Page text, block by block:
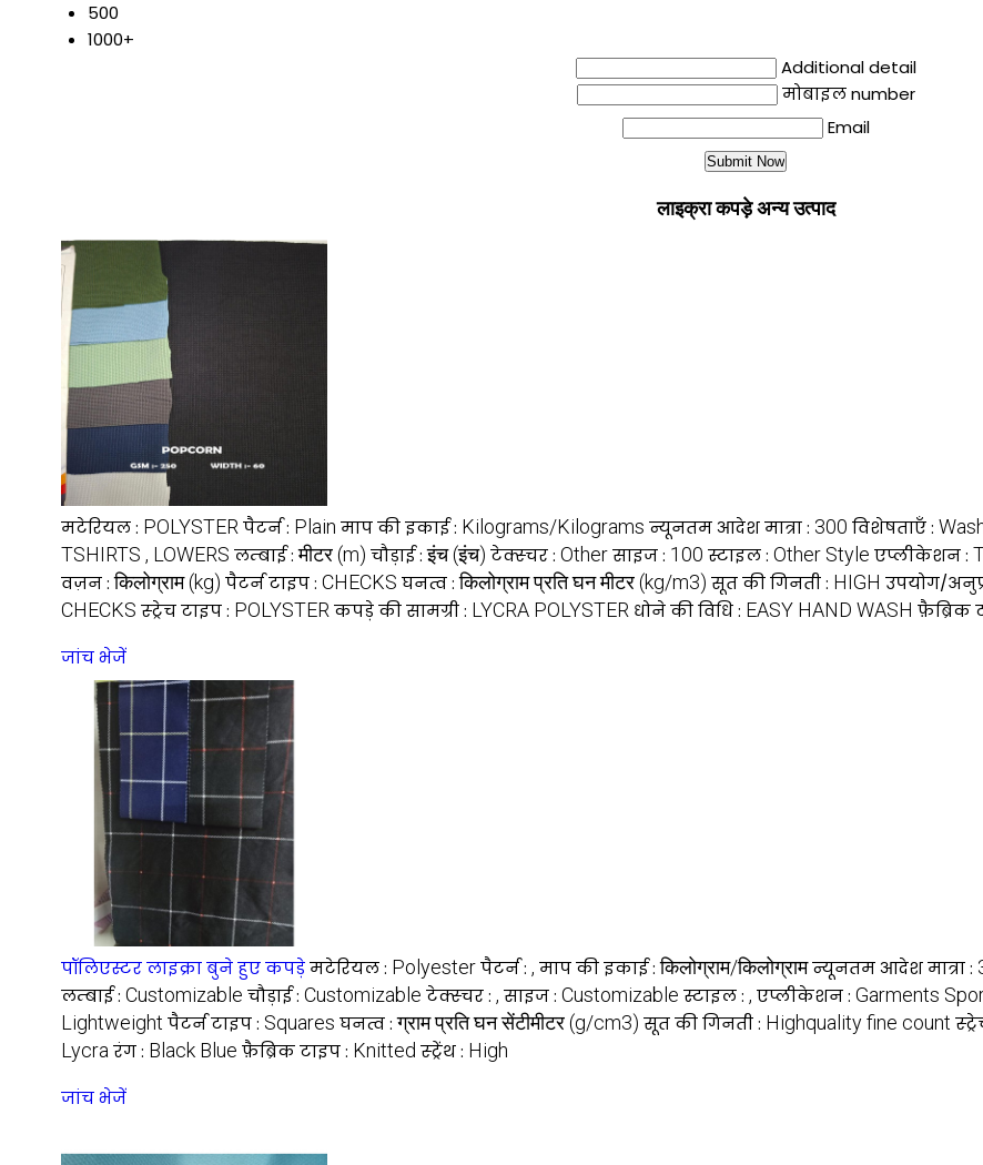
500
1000+
Additional detail
मोबाइल number
Email
लाइक्रा कपड़े अन्य उत्पाद
मटेरियल : POLYSTERपैटर्न : Plain माप की इकाई : Kilograms/Kilograms न्यूनतम आदेश मात्रा : 300 विशेषताएँ :
TSHIRTS , LOWERS लम्बाई :मीटर (m) चौड़ाई :इंच (इंच) टेक्स्चर : Otherसाइज : 100 स्टाइल : Other Style एप्लीकेशन :
वज़न :किलोग्राम (kg) पैटर्न टाइप : CHECKS घनत्व :किलोग्राम प्रति घन मीटर (kg/m3) सूत की गिनती : HIGH उपयोग/
CHECKS स्ट्रेच टाइप : POLYSTERकपड़े की सामग्री : LYCRA POLYSTER धोने की विधि : EASY HAND WASH फ़ैब्रिक
जांच भेजें
पॉलिएस्टर लाइक्रा बुने हुए कपड़ेमटेरियल : Polyesterपैटर्न : , माप की इकाई :किलोग्राम/किलोग्रामन्यूनतम आदेश मात्रा :
लम्बाई : Customizable चौड़ाई : Customizable टेक्स्चर : , साइज : Customizable स्टाइल : , एप्लीकेशन : Garments
Lightweight पैटर्न टाइप : Squares घनत्व :ग्राम प्रति घन सेंटीमीटर (g/cm3) सूत की गिनती : Highquality fine count
Lycraरंग : Black Blue फ़ैब्रिक टाइप : Knitted स्ट्रेंथ : High
जांच भेजें